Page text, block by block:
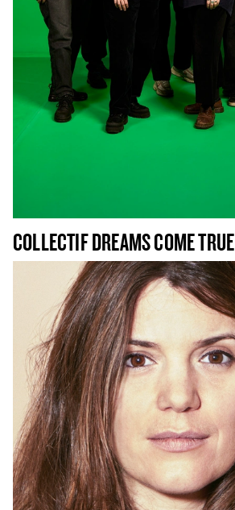
COLLECTIF DREAMS COME TRUE